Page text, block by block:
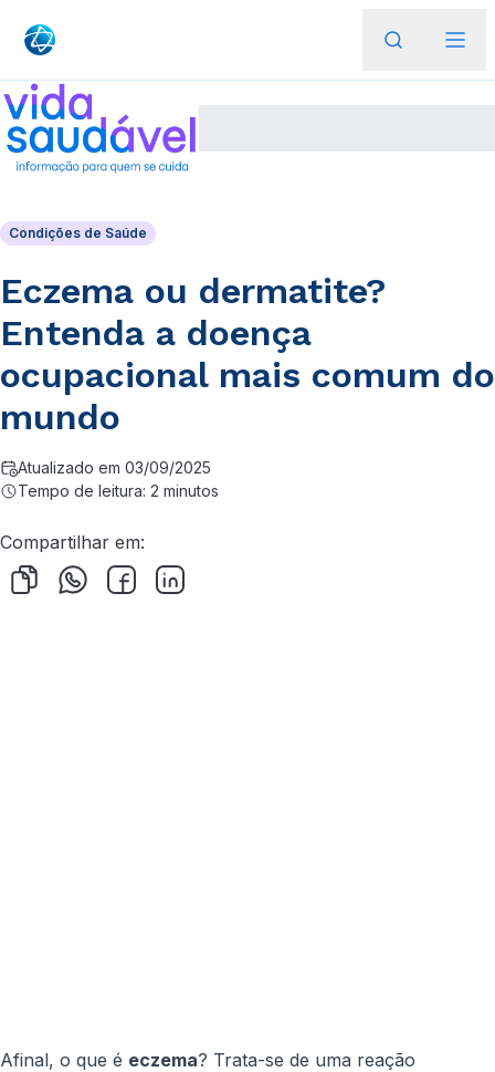
Condições de Saúde
Eczema ou dermatite?
Entenda a doença
ocupacional mais comum do
mundo
Atualizado em 03/09/2025
Tempo de leitura: 2 minutos
Compartilhar em:
Afinal, o que é eczema? Trata-se de uma reação